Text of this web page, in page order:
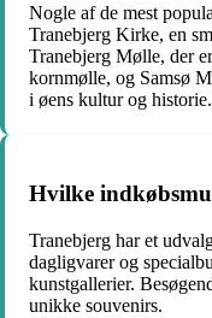
Nogle af de mest
Tranebjerg Kirke, en
Tranebjerg Mølle, der
kornmølle, og Samsø
i øens kultur og historie.
Hvilke
Tranebjerg har et
dagligvarer og
kunstgallerier.
unikke souvenirs.